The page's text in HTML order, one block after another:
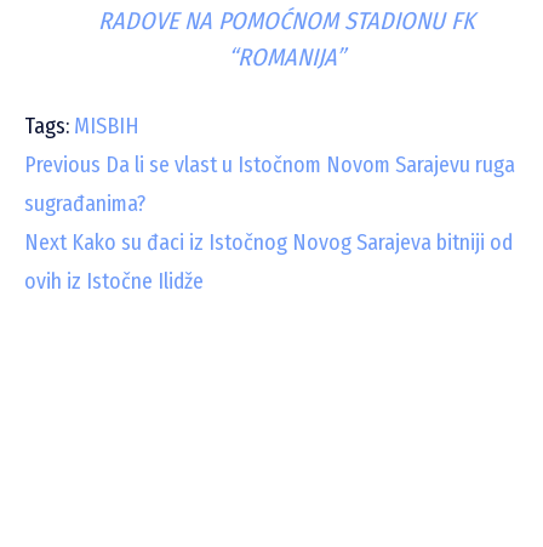
RADOVE NA POMOĆNOM STADIONU FK
“ROMANIJA”
Tags: MISBIH
C
o
n
Previous Da li se vlast u Istočnom Novom Sarajevu ruga
sugrađanima?
NextKako su đaci iz Istočnog Novog Sarajeva bitniji od
ovih iz Istočne Ilidže